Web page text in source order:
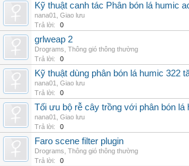
Kỹ thuật canh tác Phân bón lá humic
nana01
Giao lưu
Trả lời:
0
grlweap 2
Drograms Thông gió thông thường
Trả lời:
0
Kỹ thuật dùng phân bón lá humic 322
nana01
Giao lưu
Trả lời:
0
Tối ưu bộ rễ cây trồng với phân bón lá
nana01
Giao lưu
Trả lời:
0
Faro scene filter plugin
Drograms Thông gió thông thường
Trả lời:
0